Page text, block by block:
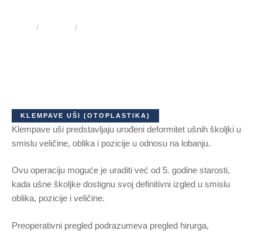
/ /
KLEMPAVE UŠI (OTOPLASTIKA)
Klempave uši predstavljaju urođeni deformitet ušnih školjki u
smislu veličine, oblika i pozicije u odnosu na lobanju.
Ovu operaciju moguće je uraditi već od 5. godine starosti,
kada ušne školjke dostignu svoj definitivni izgled u smislu
oblika, pozicije i veličine.
Preoperativni pregled podrazumeva pregled hirurga,